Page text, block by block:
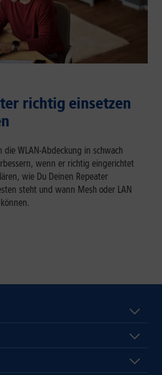
richtig einsetzen
die WLAN-Abdeckung in schwach
wenn er richtig eingerichtet
wie Du Deinen Repeater
steht und wann Mesh oder LAN